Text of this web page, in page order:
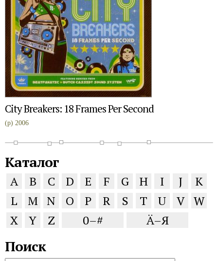
City Breakers: 18 Frames Per Second
(p) 2006
Каталог
A B C D E F G H I J
K
L
M N O P R S T U V W
X
Y Z 0–# Ä–Я
Поиск